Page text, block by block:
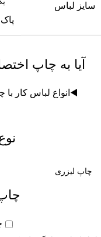
سایز لباس
آیا به چاپ
◀️ انواع لباس کار